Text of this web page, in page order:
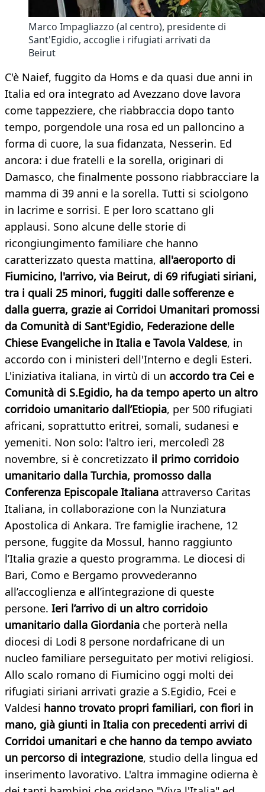
Marco Impagliazzo (al centro), presidente di
Sant'Egidio, accoglie i rifugiati arrivati da
Beirut
C'è Naief, fuggito da Homs e da quasi due anni in
Italia ed ora integrato ad Avezzano dove lavora
come tappezziere, che riabbraccia dopo tanto
tempo, porgendole una rosa ed un palloncino a
forma di cuore, la sua fidanzata, Nesserin. Ed
ancora: i due fratelli e la sorella, originari di
Damasco, che finalmente possono riabbracciare la
mamma di 39 anni e la sorella. Tutti si sciolgono
in lacrime e sorrisi. E per loro scattano gli
applausi. Sono alcune delle storie di
ricongiungimento familiare che hanno
caratterizzato questa mattina, all'aeroporto di
Fiumicino, l'arrivo, via Beirut, di 69 rifugiati siriani,
tra i quali 25 minori, fuggiti dalle sofferenze e
dalla guerra, grazie ai Corridoi Umanitari promossi
da Comunità di Sant'Egidio, Federazione delle
Chiese Evangeliche in Italia e Tavola Valdese, in
accordo con i ministeri dell'Interno e degli Esteri.
L'iniziativa italiana, in virtù di un accordo tra Cei e
Comunità di S.Egidio, ha da tempo aperto un altro
corridoio umanitario dall’Etiopia, per 500 rifugiati
africani, soprattutto eritrei, somali, sudanesi e
yemeniti. Non solo: l'altro ieri, mercoledì 28
novembre, si è concretizzato il primo corridoio
umanitario dalla Turchia, promosso dalla
Conferenza Episcopale Italiana attraverso Caritas
Italiana, in collaborazione con la Nunziatura
Apostolica di Ankara. Tre famiglie irachene, 12
persone, fuggite da Mossul, hanno raggiunto
l’Italia grazie a questo programma. Le diocesi di
Bari, Como e Bergamo provvederanno
all’accoglienza e all’integrazione di queste
persone. Ieri l’arrivo di un altro corridoio
umanitario dalla Giordania che porterà nella
diocesi di Lodi 8 persone nordafricane di un
nucleo familiare perseguitato per motivi religiosi.
Allo scalo romano di Fiumicino oggi molti dei
rifugiati siriani arrivati grazie a S.Egidio, Fcei e
Valdesi hanno trovato propri familiari, con fiori in
mano, già giunti in Italia con precedenti arrivi di
Corridoi umanitari e che hanno da tempo avviato
un percorso di integrazione, studio della lingua ed
inserimento lavorativo. L'altra immagine odierna è